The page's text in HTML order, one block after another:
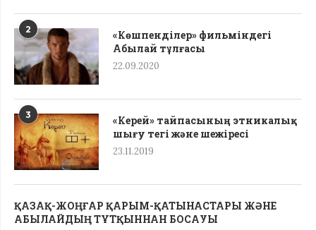
2
«Көшпенділер» фильміндегі
Абылай тұлғасы
22.09.2020
3
«Керей» тайпасының этникалық
шығу тегі жəне шежіресі
23.11.2019
ҚАЗАҚ-ЖОҢҒАР ҚАРЫМ-ҚАТЫНАСТАРЫ ЖӘНЕ
АБЫЛАЙДЫҢ ТҰТҚЫННАН БОСАУЫ